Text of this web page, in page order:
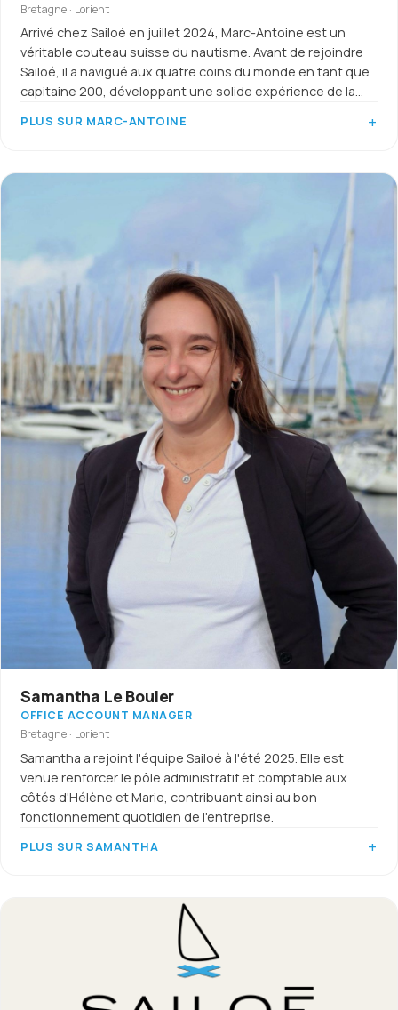
Bretagne · Lorient
Arrivé chez Sailoé en juillet 2024, Marc-Antoine est un
véritable couteau suisse du nautisme. Avant de rejoindre
Sailoé, il a navigué aux quatre coins du monde en tant que
capitaine 200, développant une solide expérience de la
PLUS SUR MARC-ANTOINE
Samantha Le Bouler
OFFICE ACCOUNT MANAGER
Bretagne · Lorient
Samantha a rejoint l'équipe Sailoé à l'été 2025. Elle est
venue renforcer le pôle administratif et comptable aux
côtés d'Hélène et Marie, contribuant ainsi au bon
fonctionnement quotidien de l'entreprise.
PLUS SUR SAMANTHA